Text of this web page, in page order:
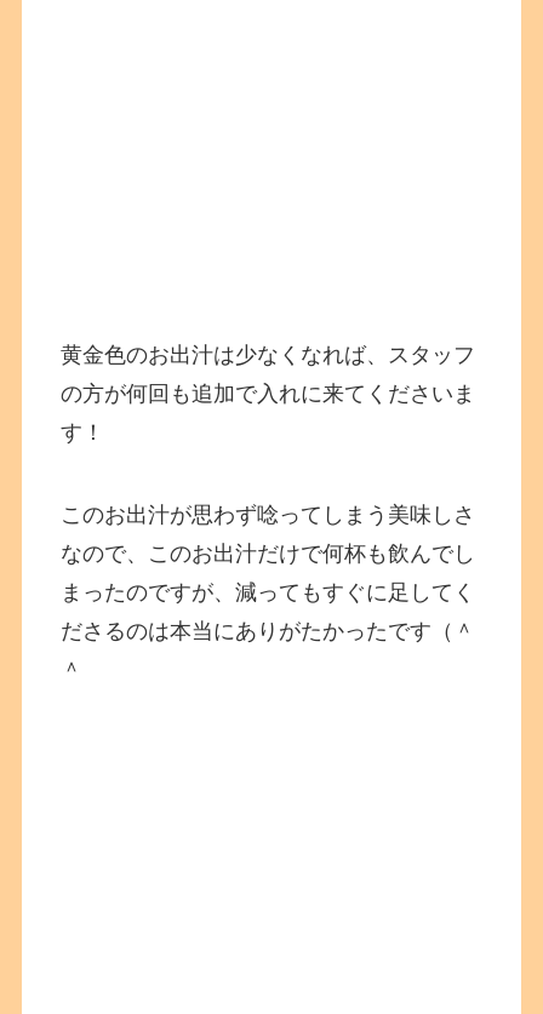
黄金色のお出汁は少なくなれば、スタッフ
の方が何回も追加で入れに来てくださいま
す！
このお出汁が思わず唸ってしまう美味しさ
なので、このお出汁だけで何杯も飲んでし
まったのですが、減ってもすぐに足してく
ださるのは本当にありがたかったです（＾
＾